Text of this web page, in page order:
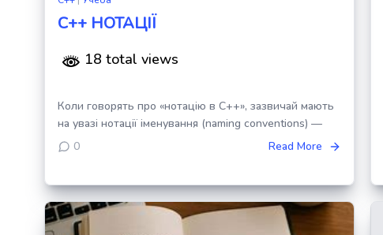
C++ НОТАЦІЇ
18 total views
Коли говорять про «нотацію в C++», зазвичай мають
на увазі нотації іменування (naming conventions) —
0
Read More